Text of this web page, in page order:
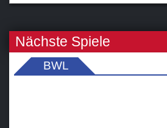
Nächste Spiele
BWL